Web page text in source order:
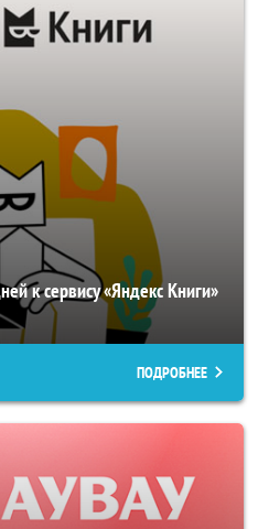
к сервису «Яндекс Книги»
ПОДРОБНЕЕ